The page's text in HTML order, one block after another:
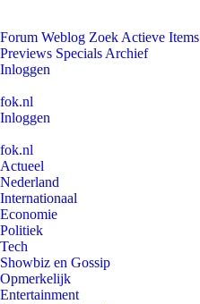
Forum Weblog Zoek Actieve Items
Previews Specials Archief
Inloggen
fok.nl
Inloggen
fok.nl
Actueel
Nederland
Internationaal
Economie
Politiek
Tech
Showbiz en Gossip
Opmerkelijk
Entertainment